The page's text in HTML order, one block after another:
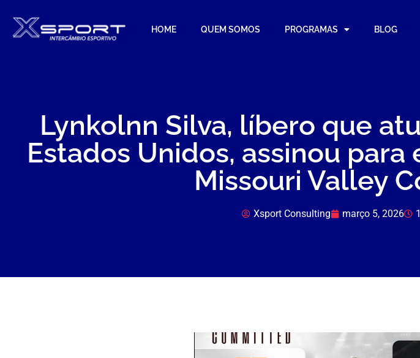
HOME QUEM SOMOS PROGRAMAS BLOG
Lynkolnn Silva, líbero que
Estados Unidos, assinou
Missouri Valley
Xsport Consulting março 5, 2026